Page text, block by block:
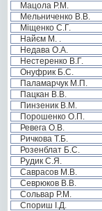
Мацола Р.М.
Мельниченко В.В.
Міщенко С.Г.
Найєм М. .
Недава О.А.
Нестеренко В.Г.
Онуфрик Б.С.
Паламарчук М.П.
Пацкан В.В.
Пинзеник В.М.
Порошенко О.П.
Ревега О.В.
Ричкова Т.Б.
Розенблат Б.С.
Рудик С.Я.
Саврасов М.В.
Севрюков В.В.
Сольвар Р.М.
Спориш І.Д.